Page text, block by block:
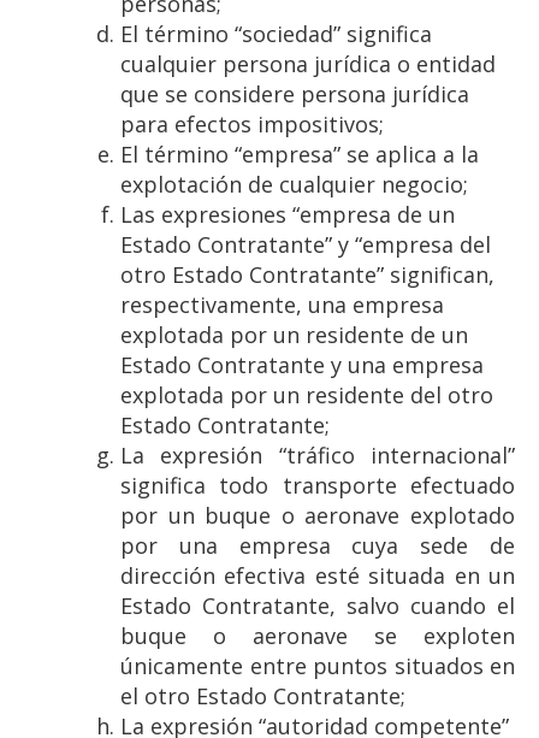
El término “sociedad” significa
cualquier persona jurídica o entidad
que se considere persona jurídica
para efectos impositivos;
El término “empresa” se aplica a la
explotación de cualquier negocio;
Las expresiones “empresa de un
Estado Contratante” y “empresa del
otro Estado Contratante” significan,
respectivamente, una empresa
explotada por un residente de un
Estado Contratante y una empresa
explotada por un residente del otro
Estado Contratante;
La expresión “tráfico internacional”
significa todo transporte efectuado
por un buque o aeronave explotado
por una empresa cuya sede de
dirección efectiva esté situada en un
Estado Contratante, salvo cuando el
buque o aeronave se exploten
únicamente entre puntos situados en
el otro Estado Contratante;
La expresión “autoridad competente”